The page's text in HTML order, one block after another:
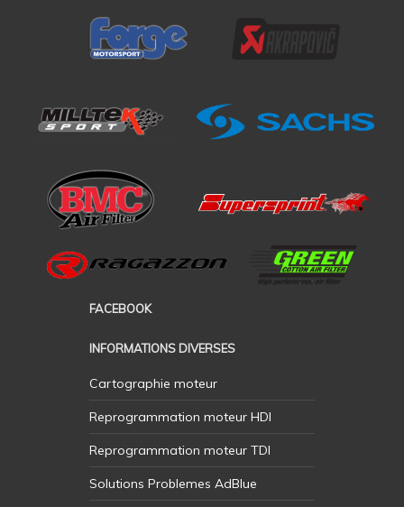
FACEBOOK
INFORMATIONS DIVERSES
Cartographie moteur
Reprogrammation moteur HDI
Reprogrammation moteur TDI
Solutions Problemes AdBlue